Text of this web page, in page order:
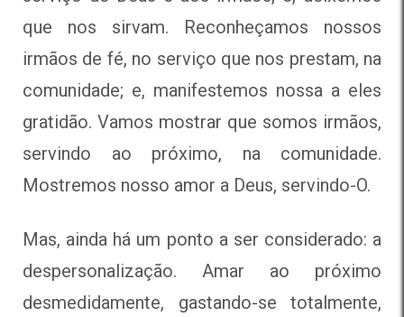
que nos sirvam. Reconheçamos nossos
irmãos de fé, no serviço que nos prestam, na
comunidade; e, manifestemos nossa a eles
gratidão. Vamos mostrar que somos irmãos,
servindo ao próximo, na comunidade.
Mostremos nosso amor a Deus, servindo-O.
Mas, ainda há um ponto a ser considerado: a
despersonalização. Amar ao próximo
desmedidamente, gastando-se totalmente,